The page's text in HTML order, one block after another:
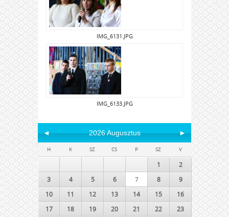
IMG_6131.JPG
IMG_6133.JPG
◄ 2026 Augusztus ►
H K SZ CS P SZ V
1
2
3
4 5 6 7 8
9
10
11 12 13 14 15
16
17
18 19 20 21 22
23